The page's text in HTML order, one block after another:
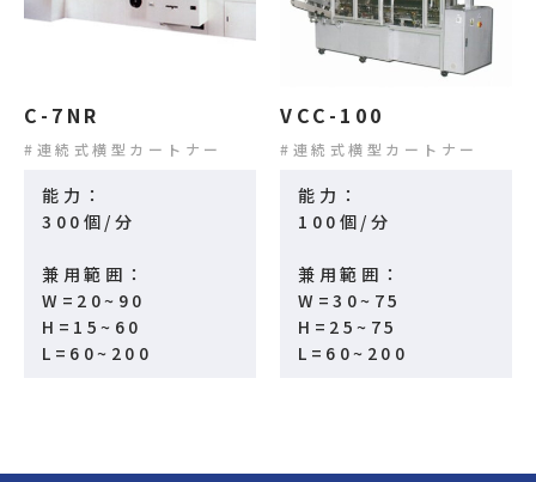
C-7NR
連続式横型カートナー
能力：
300個/分
兼用範囲：
W=20~90
H=15~60
L=60~200
VCC-100
連続式横型カートナー
能力：
100個/分
兼用範囲：
W=30~75
H=25~75
L=60~200